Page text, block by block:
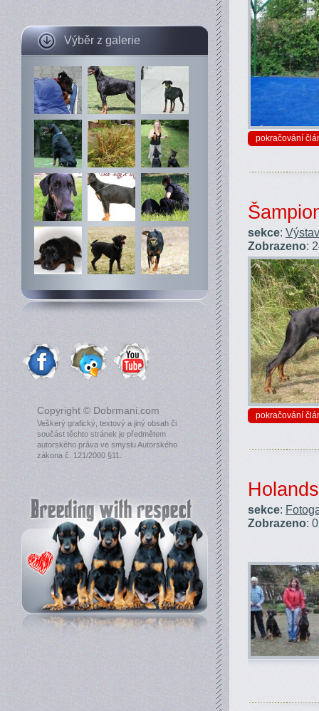
Výběr z galerie
Copyright © Dobrmani.com
Veškerý grafický, textový a jiný obsah či
součást těchto stránek je předmětem
autorského práva ve smyslu Autorského
zákona č. 121/2000 §11.
pokračování
sekce:
Zobrazeno:
pokračování
sekce:
Zobrazeno: